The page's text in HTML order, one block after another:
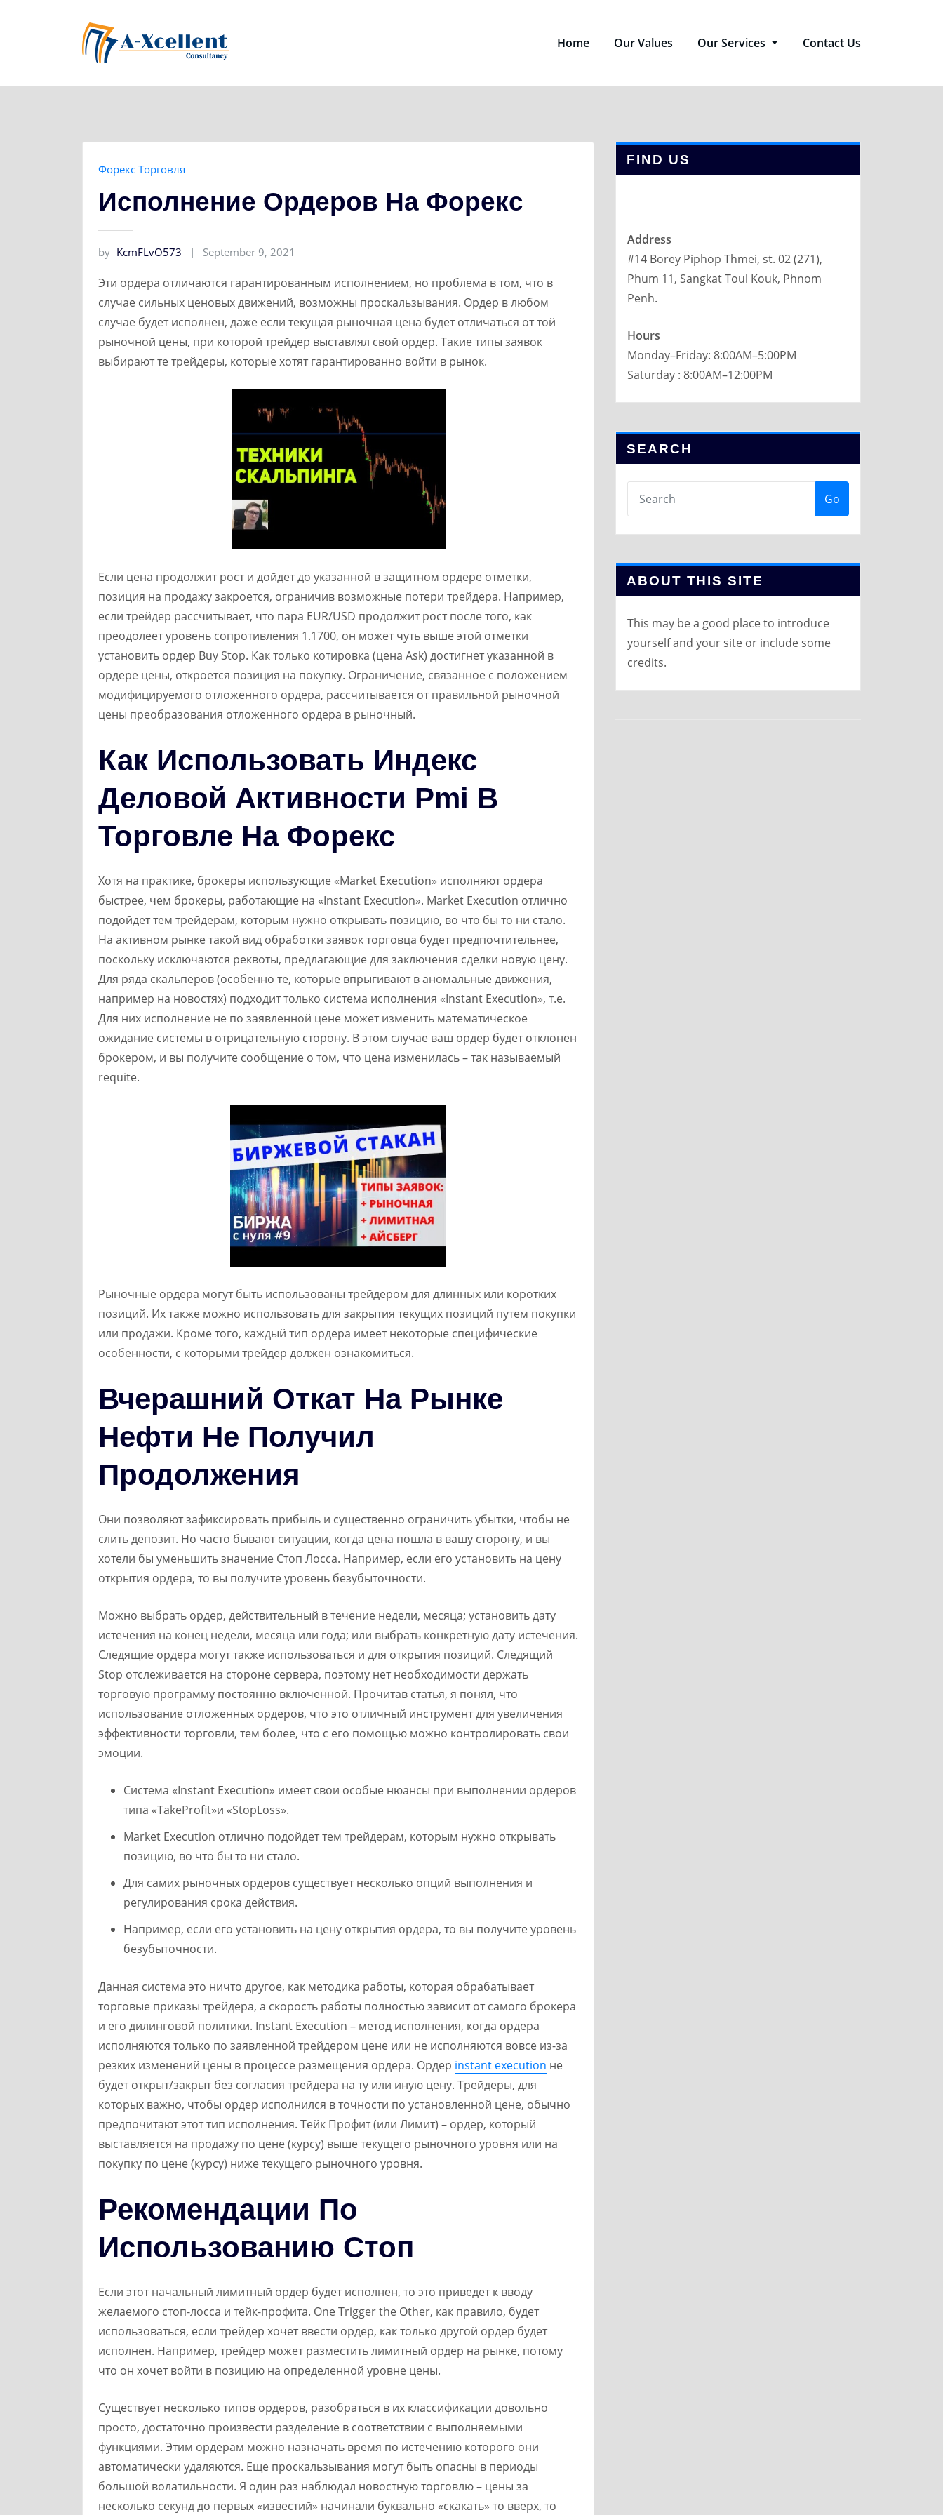
Home Our Values Our Services Contact Us
Форекс Торговля
Исполнение Ордеров На Форекс
by KcmFLvO573 September 9, 2021
Эти ордера отличаются гарантированным исполнением, но проблема в том, что в
случае сильных ценовых движений, возможны проскальзывания. Ордер в любом
случае будет исполнен, даже если текущая рыночная цена будет отличаться от той
рыночной цены, при которой трейдер выставлял свой ордер. Такие типы заявок
выбирают те трейдеры, которые хотят гарантированно войти в рынок.
Если цена продолжит рост и дойдет до указанной в защитном ордере отметки,
позиция на продажу закроется, ограничив возможные потери трейдера. Например,
если трейдер рассчитывает, что пара EUR/USD продолжит рост после того, как
преодолеет уровень сопротивления 1.1700, он может чуть выше этой отметки
установить ордер Buy Stop. Как только котировка (цена Ask) достигнет указанной в
ордере цены, откроется позиция на покупку. Ограничение, связанное с положением
модифицируемого отложенного ордера, рассчитывается от правильной рыночной
цены преобразования отложенного ордера в рыночный.
Как Использовать Индекс
Деловой Активности Pmi В
Торговле На Форекс
Хотя на практике, брокеры использующие «Market Execution» исполняют ордера
быстрее, чем брокеры, работающие на «Instant Execution». Market Execution отлично
подойдет тем трейдерам, которым нужно открывать позицию, во что бы то ни стало.
На активном рынке такой вид обработки заявок торговца будет предпочтительнее,
поскольку исключаются реквоты, предлагающие для заключения сделки новую цену.
Для ряда скальперов (особенно те, которые впрыгивают в аномальные движения,
например на новостях) подходит только система исполнения «Instant Execution», т.е.
Для них исполнение не по заявленной цене может изменить математическое
ожидание системы в отрицательную сторону. В этом случае ваш ордер будет отклонен
брокером, и вы получите сообщение о том, что цена изменилась – так называемый
requite.
Рыночные ордера могут быть использованы трейдером для длинных или коротких
позиций. Их также можно использовать для закрытия текущих позиций путем покупки
или продажи. Кроме того, каждый тип ордера имеет некоторые специфические
особенности, с которыми трейдер должен ознакомиться.
Вчерашний Откат На Рынке
Нефти Не Получил
Продолжения
Они позволяют зафиксировать прибыль и существенно ограничить убытки, чтобы не
слить депозит. Но часто бывают ситуации, когда цена пошла в вашу сторону, и вы
хотели бы уменьшить значение Стоп Лосса. Например, если его установить на цену
открытия ордера, то вы получите уровень безубыточности.
Можно выбрать ордер, действительный в течение недели, месяца; установить дату
истечения на конец недели, месяца или года; или выбрать конкретную дату истечения.
Следящие ордера могут также использоваться и для открытия позиций. Следящий
Stop отслеживается на стороне сервера, поэтому нет необходимости держать
торговую программу постоянно включенной. Прочитав статья, я понял, что
использование отложенных ордеров, что это отличный инструмент для увеличения
эффективности торговли, тем более, что с его помощью можно контролировать свои
эмоции.
Система «Instant Execution» имеет свои особые нюансы при выполнении ордеров
типа «TakeProfit»и «StopLoss».
Market Execution отлично подойдет тем трейдерам, которым нужно открывать
позицию, во что бы то ни стало.
Для самих рыночных ордеров существует несколько опций выполнения и
регулирования срока действия.
Например, если его установить на цену открытия ордера, то вы получите уровень
безубыточности.
Данная система это ничто другое, как методика работы, которая обрабатывает
торговые приказы трейдера, а скорость работы полностью зависит от самого брокера
и его дилинговой политики. Instant Execution – метод исполнения, когда ордера
исполняются только по заявленной трейдером цене или не исполняются вовсе из-за
резких изменений цены в процессе размещения ордера. Ордер instant execution не
будет открыт/закрыт без согласия трейдера на ту или иную цену. Трейдеры, для
которых важно, чтобы ордер исполнился в точности по установленной цене, обычно
предпочитают этот тип исполнения. Тейк Профит (или Лимит) – ордер, который
выставляется на продажу по цене (курсу) выше текущего рыночного уровня или на
покупку по цене (курсу) ниже текущего рыночного уровня.
Рекомендации По
Использованию Стоп
Если этот начальный лимитный ордер будет исполнен, то это приведет к вводу
желаемого стоп-лосса и тейк-профита. One Trigger the Other, как правило, будет
использоваться, если трейдер хочет ввести ордер, как только другой ордер будет
исполнен. Например, трейдер может разместить лимитный ордер на рынке, потому
что он хочет войти в позицию на определенной уровне цены.
Существует несколько типов ордеров, разобраться в их классификации довольно
просто, достаточно произвести разделение в соответствии с выполняемыми
функциями. Этим ордерам можно назначать время по истечению которого они
автоматически удаляются. Еще проскальзывания могут быть опасны в периоды
большой волатильности. Я один раз наблюдал новостную торговлю – цены за
несколько секунд до первых «известий» начинали буквально «скакать» то вверх, то
FIND US
Address
#14 Borey Piphop Thmei, st. 02 (271),
Phum 11, Sangkat Toul Kouk, Phnom
Penh.
Hours
Monday–Friday: 8:00AM–5:00PM
Saturday : 8:00AM–12:00PM
SEARCH
Go
ABOUT THIS SITE
This may be a good place to introduce
yourself and your site or include some
credits.